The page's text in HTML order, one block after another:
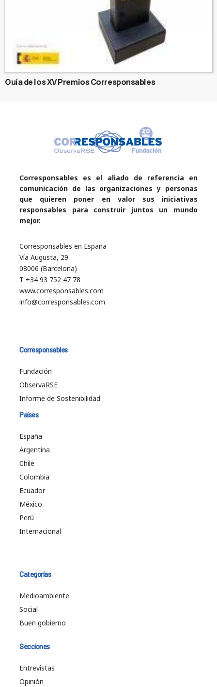
Guía de los XV Premios Corresponsables
Corresponsables es el aliado de referencia en
comunicación de las organizaciones y personas
que quieren poner en valor sus iniciativas
responsables para construir juntos un mundo
mejor.
Corresponsables en España
Vía Augusta, 29
08006 (Barcelona)
T +34 93 752 47 78
www.corresponsables.com
info@corresponsables.com
Corresponsables
Fundación
ObservaRSE
Informe de Sostenibilidad
Países
España
Argentina
Chile
Colombia
Ecuador
México
Perú
Internacional
Categorías
Medioambiente
Social
Buen gobierno
Secciones
Entrevistas
Opinión